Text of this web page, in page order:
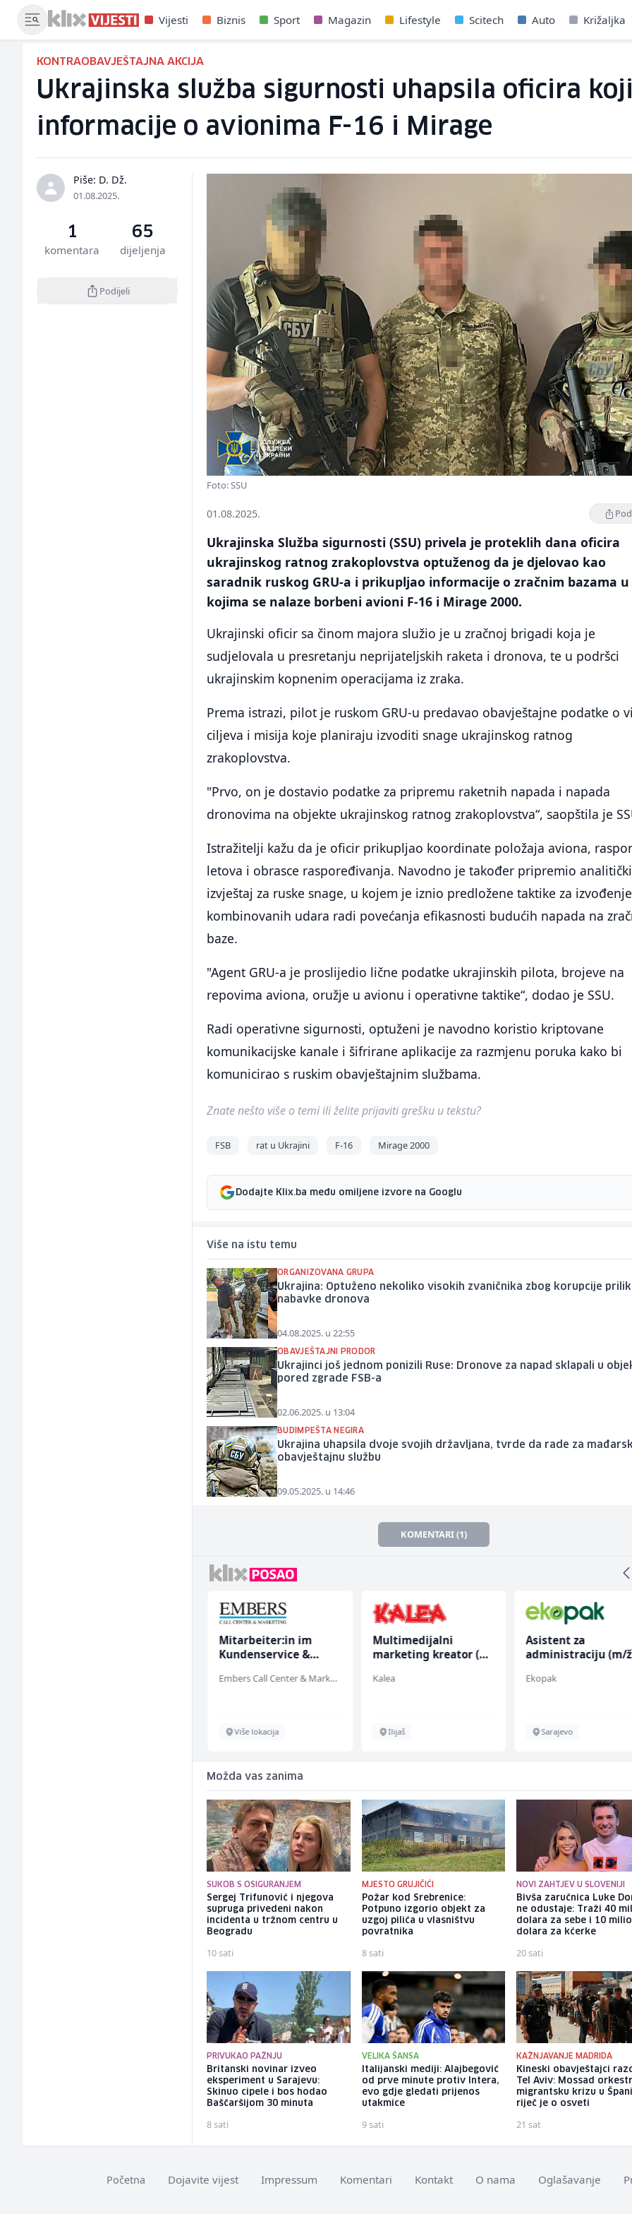
Vijesti Biznis Sport Magazin Lifestyle Scitech Auto Križaljka
KONTRAOBAVJEŠTAJNA AKCIJA
Ukrajinska služba sigurnosti uhapsila oficira
informacije o avionima F-16 i Mirage
Piše: D. Dž.
01.08.2025.
1
komentara
65
dijeljenja
Podijeli
Foto: SSU
01.08.2025.
Ukrajinska Služba sigurnosti (SSU) privela je proteklih dana oficira
ukrajinskog ratnog zrakoplovstva optuženog da je djelovao kao
saradnik ruskog GRU-a i prikupljao informacije o zračnim bazama u
kojima se nalaze borbeni avioni F-16 i Mirage 2000.
Ukrajinski oficir sa činom majora služio je u zračnoj brigadi koja je
sudjelovala u presretanju neprijateljskih raketa i dronova, te u podršci
ukrajinskim kopnenim operacijama iz zraka.
Prema istrazi, pilot je ruskom GRU-u predavao obavještajne podatke o
ciljeva i misija koje planiraju izvoditi snage ukrajinskog ratnog
zrakoplovstva.
"Prvo, on je dostavio podatke za pripremu raketnih napada i napada
dronovima na objekte ukrajinskog ratnog zrakoplovstva“, saopštila je
Istražitelji kažu da je oficir prikupljao koordinate položaja aviona,
letova i obrasce raspoređivanja. Navodno je također pripremio analitički
izvještaj za ruske snage, u kojem je iznio predložene taktike za izvođenje
kombinovanih udara radi povećanja efikasnosti budućih napada na
baze.
"Agent GRU-a je proslijedio lične podatke ukrajinskih pilota, brojeve na
repovima aviona, oružje u avionu i operativne taktike“, dodao je SSU.
Radi operativne sigurnosti, optuženi je navodno koristio kriptovane
komunikacijske kanale i šifrirane aplikacije za razmjenu poruka kako bi
komunicirao s ruskim obavještajnim službama.
Znate nešto više o temi ili želite prijaviti grešku u tekstu?
FSB rat u Ukrajini F-16 Mirage 2000
Dodajte Klix.ba među omiljene izvore na Googlu
Više na istu temu
ORGANIZOVANA GRUPA
Ukrajina: Optuženo nekoliko visokih zvaničnika zbog korupcije
nabavke dronova
04.08.2025. u 22:55
OBAVJEŠTAJNI PRODOR
Ukrajinci još jednom ponizili Ruse: Dronove za napad sklapali u
pored zgrade FSB-a
02.06.2025. u 13:04
BUDIMPEŠTA NEGIRA
Ukrajina uhapsila dvoje svojih državljana, tvrde da rade za
obavještajnu službu
09.05.2025. u 14:46
KOMENTARI (1)
Mitarbeiter:in im
Kundenservice &
Embers Call Center & Marketing
Više lokacija
Multimedijalni
marketing kreator (m/
Kalea
Ilijaš
Asistent za
administraciju (m/
Ekopak
Sarajevo
Možda vas zanima
SUKOB S OSIGURANJEM
Sergej Trifunović i njegova
supruga privedeni nakon
incidenta u tržnom centru u
Beogradu
10 sati
MJESTO GRUJIČIĆI
Požar kod Srebrenice:
Potpuno izgorio objekt za
uzgoj pilića u vlasništvu
povratnika
8 sati
NOVI ZAHTJEV U SLOVENIJI
Bivša zaručnica Luke
ne odustaje: Traži 40
dolara za sebe i 10
dolara za kćerke
20 sati
PRIVUKAO PAŽNJU
Britanski novinar izveo
eksperiment u Sarajevu:
Skinuo cipele i bos hodao
Baščaršijom 30 minuta
8 sati
VELIKA ŠANSA
Italijanski mediji: Alajbegović
od prve minute protiv Intera,
evo gdje gledati prijenos
utakmice
9 sati
KAŽNJAVANJE MADRIDA
Kineski obavještajci
Tel Aviv: Mossad
migrantsku krizu u
riječ je o osveti
21 sat
Početna Dojavite vijest Impressum Komentari Kontakt O nama Oglašavanje